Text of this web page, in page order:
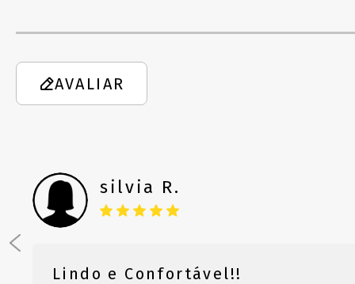
AVALIAR
silvia R.
Lindo e Confortável!!